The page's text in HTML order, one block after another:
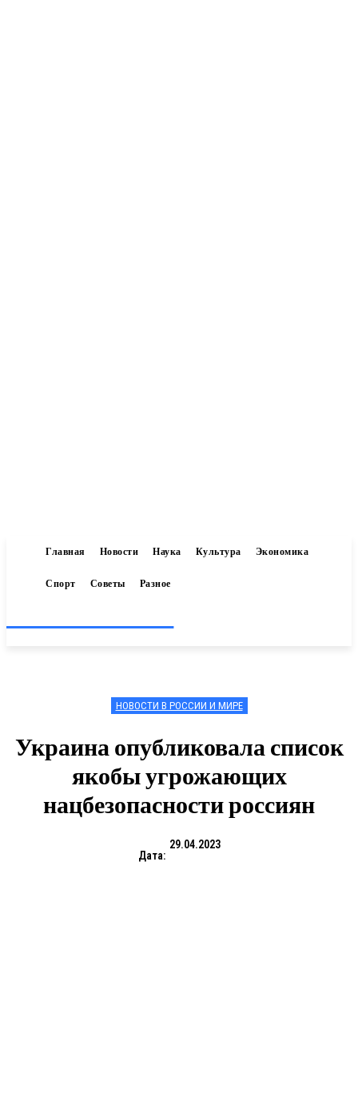
Главная Новости Наука Культура Экономика
Спорт Советы Разное
НОВОСТИ В РОССИИ И МИРЕ
Украина опубликовала список
якобы угрожающих
нацбезопасности россиян
Дата:
29.04.2023